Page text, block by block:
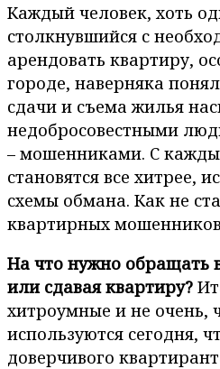
Каждый человек, хоть
столкнувшийся с
арендовать квартиру,
городе, наверняка
сдачи и съема жилья
недобросовестными
– мошенниками. С
становятся все хитрее,
схемы обмана. Как не
квартирных
На что нужно обращать
или сдавая квартиру?
хитроумные и не очень,
используются сегодня,
доверчивого